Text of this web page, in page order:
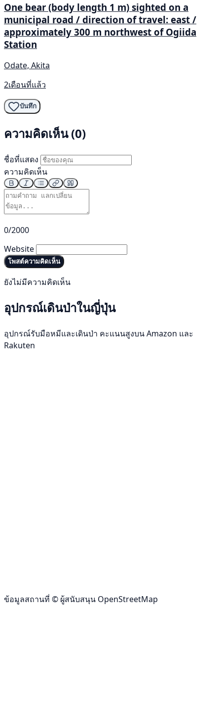
One bear (body length 1 m) sighted on a
municipal road / direction of travel: east /
approximately 300 m northwest of Ogiida
Station
Odate, Akita
2เดือนที่แล้ว
บันทึก
ความคิดเห็น (0)
ชื่อที่แสดง
ความคิดเห็น
0/2000
Website
โพสต์ความคิดเห็น
ยังไม่มีความคิดเห็น
อุปกรณ์เดินป่าในญี่ปุ่น
อุปกรณ์รับมือหมีและเดินป่า คะแนนสูงบน Amazon และ
Rakuten
ข้อมูลสถานที่ © ผู้สนับสนุน OpenStreetMap